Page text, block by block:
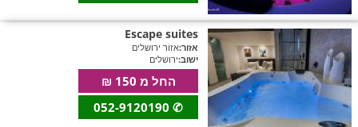
Escape suites
אזור:אזור ירושלים
ישוב:ירושלים
החל מ 150 ₪
✆